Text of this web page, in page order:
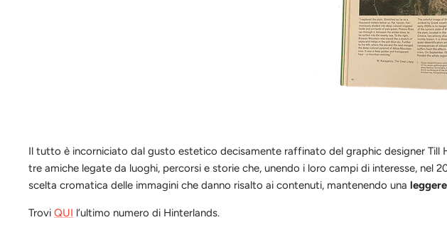
Il tutto è incorniciato dal gusto estetico decisamente raffinato del graphic designer
tre amiche legate da luoghi, percorsi e storie che, unendo i loro campi di interesse, nel
scelta cromatica delle immagini che danno risalto ai contenuti, mantenendo una
Trovi QUI l’ultimo numero di Hinterlands.